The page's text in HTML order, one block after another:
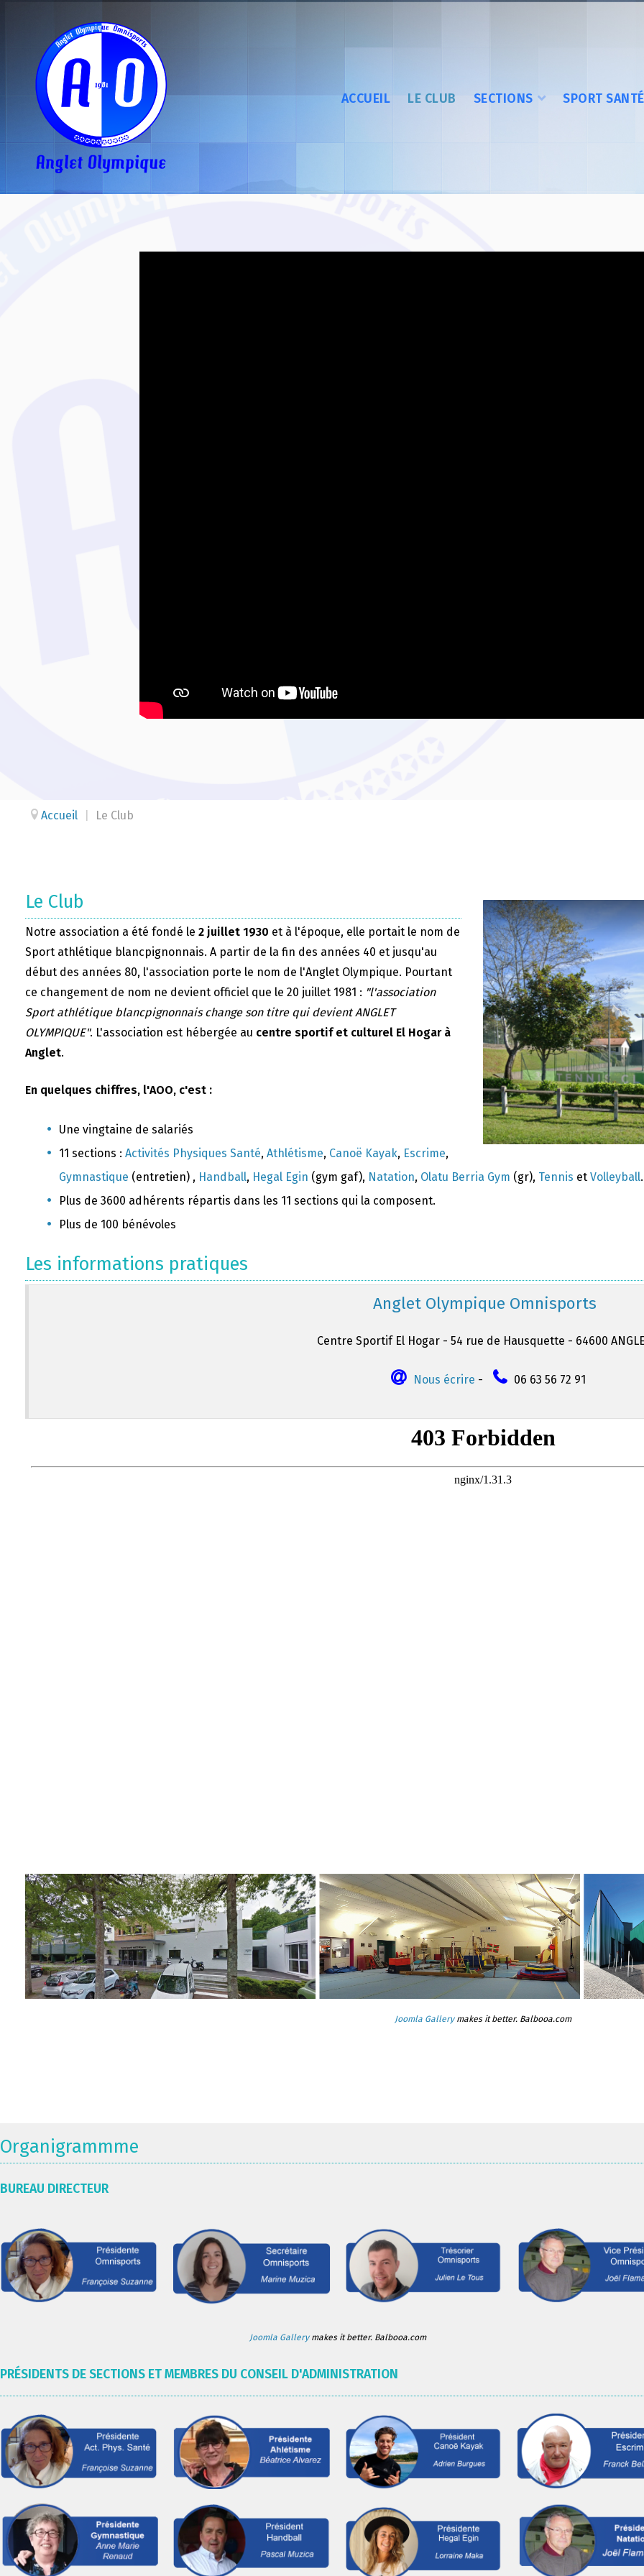
ACCUEIL LE CLUB SECTIONS SPORT SANTÉ
Accueil Le Club
Le Club
Notre association a été fondé le 2 juillet 1930 et à l'époque, elle portait le nom de
Sport athlétique blancpignonnais. A partir de la fin des années 40 et jusqu'au
début des années 80, l'association porte le nom de l'Anglet Olympique. Pourtant
ce changement de nom ne devient officiel que le 20 juillet 1981 : "l'association
Sport athlétique blancpignonnais change son titre qui devient ANGLET
OLYMPIQUE". L'association est hébergée au centre sportif et culturel El Hogar à
Anglet.
En quelques chiffres, l'AOO, c'est :
Une vingtaine de salariés
11 sections : Activités Physiques Santé, Athlétisme, Canoë Kayak, Escrime,
Gymnastique (entretien) , Handball, Hegal Egin (gym gaf), Natation, Olatu Berria Gym (gr), Tennis et Volleyball.
Plus de 3600 adhérents répartis dans les 11 sections qui la composent.
Plus de 100 bénévoles
Les informations pratiques
Anglet Olympique Omnisports
Centre Sportif El Hogar - 54 rue de Hausquette - 64600
Nous écrire - 06 63 56 72 91
Joomla Gallerymakes it better. Balbooa.com
Organigrammme
BUREAU DIRECTEUR
Joomla Gallerymakes it better. Balbooa.com
PRÉSIDENTS DE SECTIONS ET MEMBRES DU CONSEIL D'ADMINISTRATION